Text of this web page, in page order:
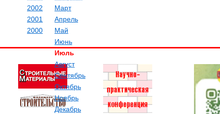
Март
Апрель
Май
Июнь
Июль
Август
Сентябрь
Октябрь
Ноябрь
Декабрь
2002
2001
2000